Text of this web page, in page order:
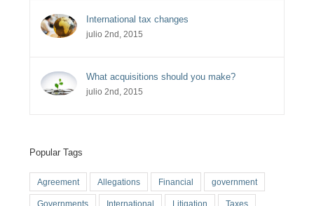
International tax changes
julio 2nd, 2015
What acquisitions should you make?
julio 2nd, 2015
Popular Tags
Agreement Allegations Financial government
Governments International Litigation Taxes